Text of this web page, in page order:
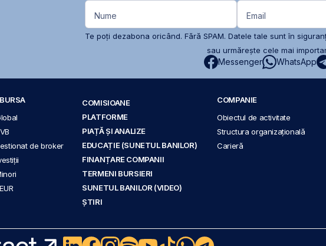
Nume Email
Te poți dezabona oricând. Fără SPAM. Datele tale sunt în
sau urmărește cele mai
Messenger WhatsApp
de broker
COMISIOANE
PLATFORME
PIAȚĂ ȘI ANALIZE
EDUCAȚIE (SUNETUL BANILOR)
FINANȚARE COMPANII
TERMENI BURSIERI
SUNETUL BANILOR (VIDEO)
ȘTIRI
COMPANIE
Obiectul de activitate
Structura organizațională
Carieră